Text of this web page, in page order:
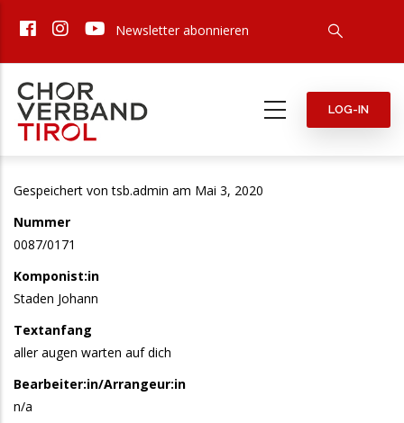
zum
Newsletter abonnieren
LOG-IN
Gespeichert vontsb.admin am Mai 3, 2020
Nummer
0087/0171
Komponist:in
Staden Johann
Textanfang
aller augen warten auf dich
Bearbeiter:in/Arrangeur:in
n/a